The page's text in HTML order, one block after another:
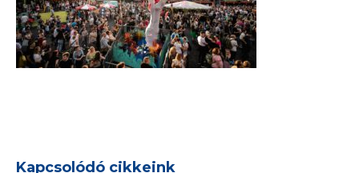
Kapcsolódó cikkeink